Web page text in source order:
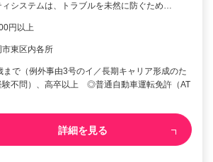
ィシステムは、トラブルを未然に防ぐため…
円以上
東区内各所
まで（例外事由3号のイ／長期キャリア形成のた
験不問）、高卒以上 ◎普通自動車運転免許（AT
詳細を見る